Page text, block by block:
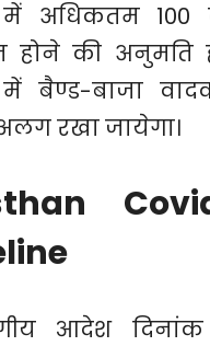
में अधिकतम 100
होने की अनुमति
में बैण्ड-बाजा
रखा जायेगा।
आदेश दिनांक